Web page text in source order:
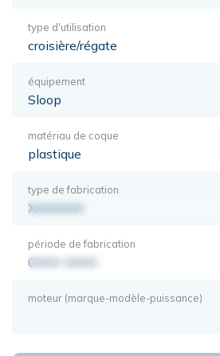
type d'utilisation
croisière/régate
équipement
Sloop
matériau de coque
plastique
type de fabrication
XXXXXXX
période de fabrication
0000-0000
moteur (marque-modèle-puissance)